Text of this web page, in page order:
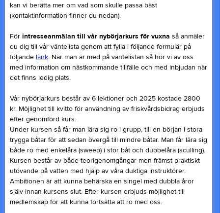
kan vi berätta mer om vad som skulle passa bäst
(kontaktinformation finner du nedan).
För intresseanmälan till vår nybörjarkurs för vuxna så anmäler
du dig till vår väntelista genom att fylla i följande formulär på
följande länk. När man är med på väntelistan så hör vi av oss
med information om nästkommande tillfälle och med inbjudan när
det finns ledig plats.
Vår nybörjarkurs består av 6 lektioner och 2025 kostade 2800
kr. Möjlighet till kvitto för användning av friskvårdsbidrag erbjuds
efter genomförd kurs.
Under kursen så får man lära sig ro i grupp, till en början i stora
trygga båtar för att sedan övergå till mindre båtar. Man får lära sig
både ro med enkelåra (sweep) i stor båt och dubbelåra (sculling).
Kursen består av både teorigenomgångar men främst praktiskt
utövande på vatten med hjälp av våra duktiga instruktörer.
Ambitionen är att kunna behärska en singel med dubbla åror
själv innan kursens slut. Efter kursen erbjuds möjlighet till
medlemskap för att kunna fortsätta att ro med oss.